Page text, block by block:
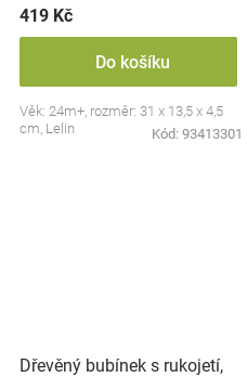
419 Kč
Do košíku
Věk: 24m+, rozměr: 31 x 13,5 x 4,5
cm, Lelin
Kód: 93413301
Dřevěný bubínek s rukojetí,